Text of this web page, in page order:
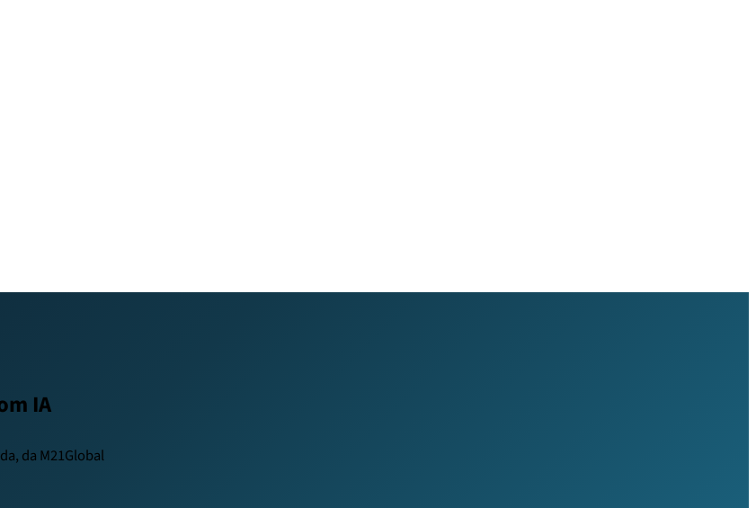
IA
da M21Global